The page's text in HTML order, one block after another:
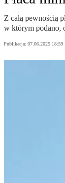
Z całą pewnością
w którym podano,
Publikacja: 07.06.2025 18:59